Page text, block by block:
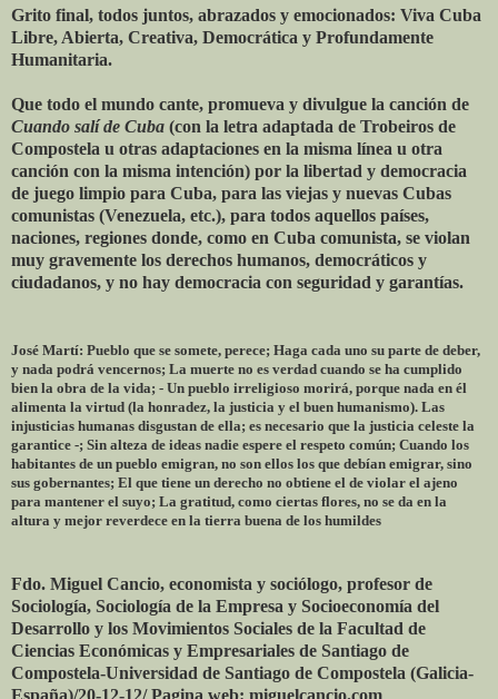
Grito final, todos juntos, abrazados y emocionados: Viva Cuba
Libre, Abierta, Creativa, Democrática y Profundamente
Humanitaria.
Que todo el mundo cante, promueva y divulgue la canción de
Cuando salí de Cuba (con la letra adaptada de Trobeiros de
Compostela u otras adaptaciones en la misma línea u otra
canción con la misma intención) por la libertad y democracia
de juego limpio para Cuba, para las viejas y nuevas Cubas
comunistas (Venezuela, etc.), para todos aquellos países,
naciones, regiones donde, como en Cuba comunista, se violan
muy gravemente los derechos humanos, democráticos y
ciudadanos, y no hay democracia con seguridad y garantías.
José Martí: Pueblo que se somete, perece; Haga cada uno su parte de deber,
y nada podrá vencernos; La muerte no es verdad cuando se ha cumplido
bien la obra de la vida; - Un pueblo irreligioso morirá, porque nada en él
alimenta la virtud (la honradez, la justicia y el buen humanismo). Las
injusticias humanas disgustan de ella; es necesario que la justicia celeste la
garantice -; Sin alteza de ideas nadie espere el respeto común; Cuando los
habitantes de un pueblo emigran, no son ellos los que debían emigrar, sino
sus gobernantes; El que tiene un derecho no obtiene el de violar el ajeno
para mantener el suyo; La gratitud, como ciertas flores, no se da en la
altura y mejor reverdece en la tierra buena de los humildes
Fdo. Miguel Cancio, economista y sociólogo, profesor de
Sociología, Sociología de la Empresa y Socioeconomía del
Desarrollo y los Movimientos Sociales de la Facultad de
Ciencias Económicas y Empresariales de Santiago de
Compostela-Universidad de Santiago de Compostela (Galicia-